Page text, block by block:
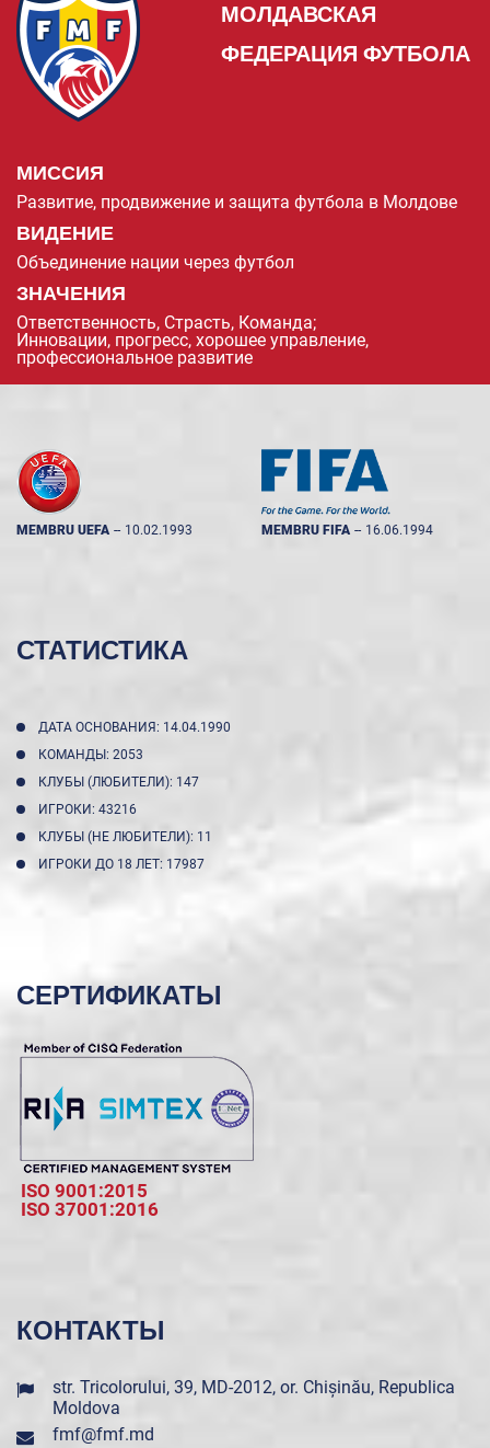
МОЛДАВСКАЯ
ФЕДЕРАЦИЯ ФУТБОЛА
МИССИЯ
Развитие, продвижение и защита футбола в Молдове
ВИДЕНИЕ
Объединение нации через футбол
ЗНАЧЕНИЯ
Ответственность, Страсть, Команда;
Инновации, прогресс, хорошее управление,
профессиональное развитие
MEMBRU UEFA -- 10.02.1993 MEMBRU FIFA -- 16.06.1994
СТАТИСТИКА
ДАТА ОСНОВАНИЯ: 14.04.1990
КОМАНДЫ: 2053
КЛУБЫ (ЛЮБИТЕЛИ): 147
ИГРОКИ: 43216
КЛУБЫ (НЕ ЛЮБИТЕЛИ): 11
ИГРОКИ ДО 18 ЛЕТ: 17987
СЕРТИФИКАТЫ
ISO 9001:2015
ISO 37001:2016
КОНТАКТЫ
str. Tricolorului, 39, MD-2012, or. Chișinău, Republica
Moldova
fmf@fmf.md